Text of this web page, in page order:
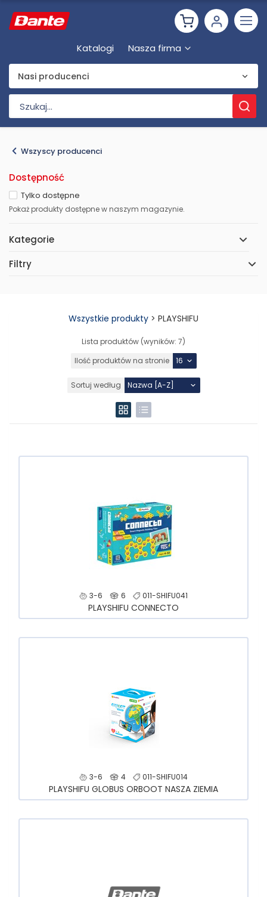
Katalogi Nasza firma
Nasi producenci
Wszyscy producenci
Dostępność
Tylko dostępne
Pokaż produkty dostępne w naszym magazynie.
Kategorie
Filtry
Wszystkie produkty > PLAYSHIFU
Lista produktów (wyników: 7)
Ilość produktów na stronie
Sortuj według
3-6 6 011-SHIFU041
PLAYSHIFU CONNECTO
3-6 4 011-SHIFU014
PLAYSHIFU GLOBUS ORBOOT NASZA ZIEMIA